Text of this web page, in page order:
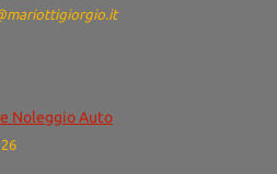
Noleggio Auto